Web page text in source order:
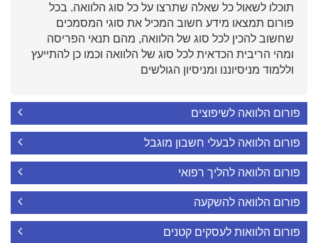
תוכלו לשאול כל שאלה שתרצו על כל סוג הלוואה. בכל
פורום תמצאו מידע חשוב המכיל את סוגי המסמכים
שחשוב להכין לכל סוג של הלוואה, מהם תנאי הפריסה
ומהי הריבית הכדאית לכל סוג של הלוואה וכמו כן להתייעץ
וללמוד מניסיוננו ומניסיון הגולשים
פורום הלוואה לשיפוצים
פורום הלוואה לבעלי חשבון מוגבל
פורום הלוואה להליך רפואי
פורום הלוואה להשקעה
פורום הלוואות לעסקים קטנים